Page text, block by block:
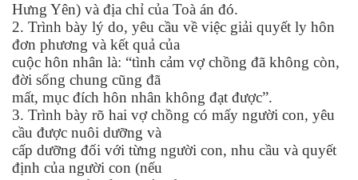
Hưng Yên) và địa chỉ của Toà án đó.
2. Trình bày lý do, yêu cầu về việc giải quyết ly hôn
đơn phương và kết quả của
cuộc hôn nhân là: “tình cảm vợ chồng đã không còn,
đời sống chung cũng đã
mất, mục đích hôn nhân không đạt được”.
3. Trình bày rõ hai vợ chồng có mấy người con, yêu
cầu được nuôi dưỡng và
cấp dưỡng đối với từng người con, nhu cầu và quyết
định của người con (nếu